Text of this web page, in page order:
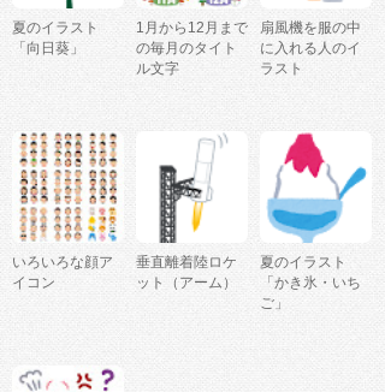
夏のイラスト
「向日葵」
1月から12月まで
の毎月のタイト
ル文字
扇風機を服の中
に入れる人のイ
ラスト
いろいろな顔ア
イコン
垂直離着陸ロケ
ット（アーム）
夏のイラスト
「かき氷・いち
ご」